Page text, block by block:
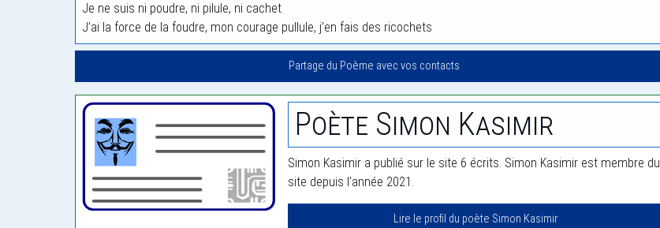
Je ne suis ni poudre, ni pilule, ni cachet
J’ai la force de la foudre, mon courage pullule, j’en fais des ricochets
Partage du Poème avec vos contacts
Poète Simon Kasimir
Simon Kasimir a publié sur le site 6 écrits. Simon Kasimir est membre du
site depuis l'année 2021.
Lire le profil du poète Simon Kasimir